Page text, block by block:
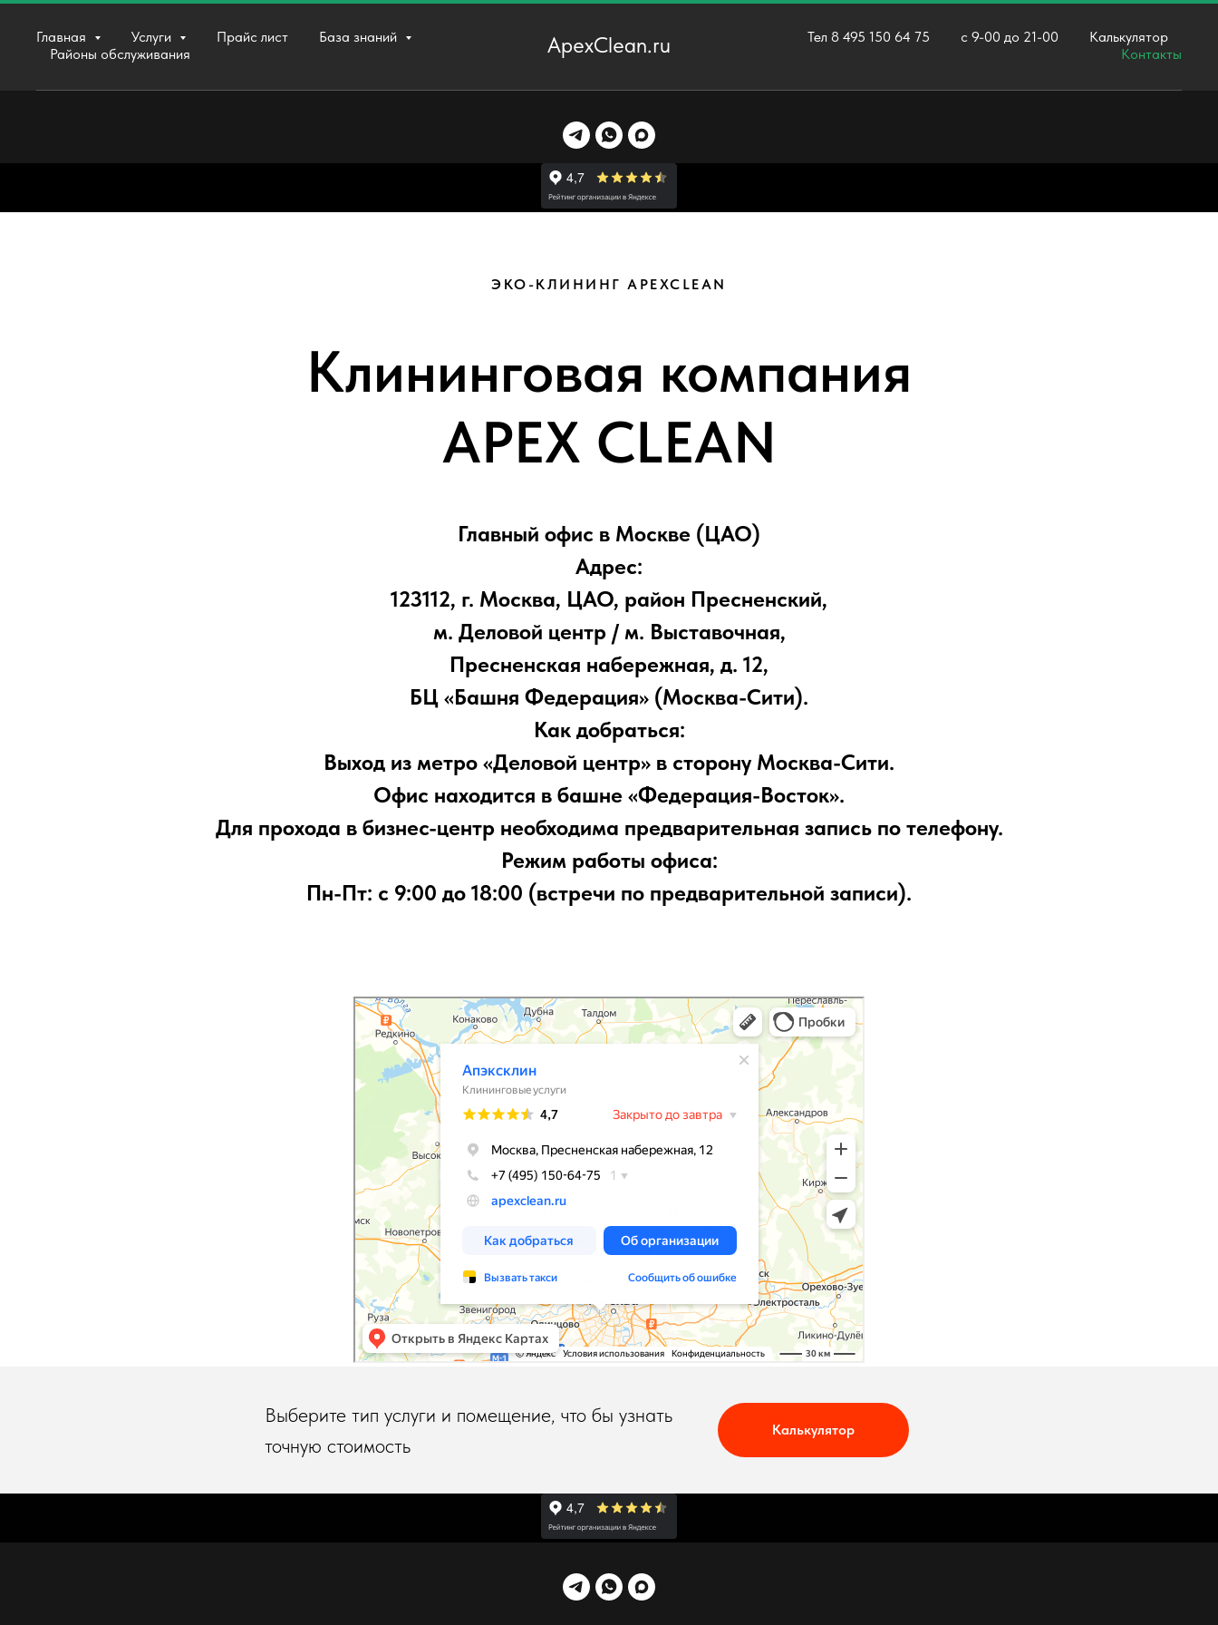
ApexClean.ru
Главная Услуги Прайс лист
База знаний
Районы обслуживания
Тел 8 495 150 64 75 с 9-00 до 21-00
Калькулятор
Контакты
ЭКО-КЛИНИНГ APEXCLEAN
Клининговая компания
APEX CLEAN
Главный офис в Москве (ЦАО)
Адрес:
123112, г. Москва, ЦАО, район Пресненский,
м. Деловой центр / м. Выставочная,
Пресненская набережная, д. 12,
БЦ «Башня Федерация» (Москва-Сити).
Как добраться:
Выход из метро «Деловой центр» в сторону Москва-Сити.
Офис находится в башне «Федерация-Восток».
Для прохода в бизнес-центр необходима предварительная запись по телефону.
Режим работы офиса:
Пн-Пт: с 9:00 до 18:00 (встречи по предварительной записи).
Апэксклин
Клининговые услуги в Москве
Выберите тип услуги и помещение, что бы узнать
точную стоимость
Калькулятор